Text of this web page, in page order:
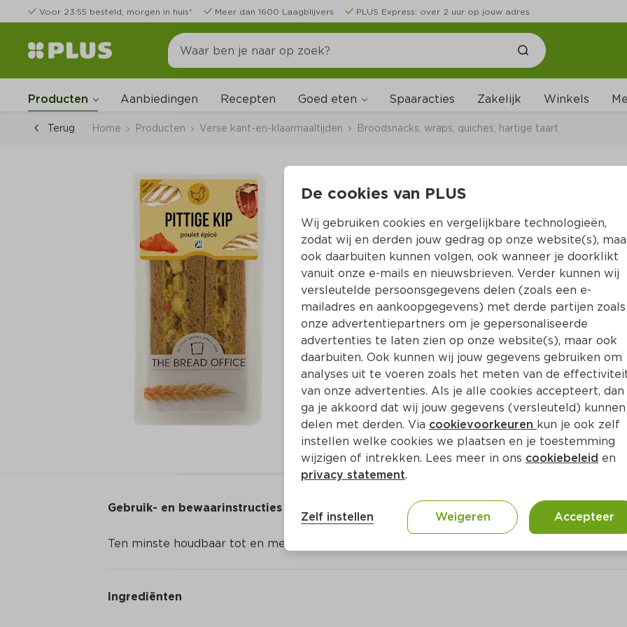
Voor 23:55 besteld, morgen in huis* Meer dan 1600 Laagblijvers PLUS Express: over 2 uur op jouw adres
Producten Aanbiedingen Recepten Goed eten Spaaracties Zakelijk Winkels
Terug Home Producten Verse kant-en-klaarmaaltijden Broodsnacks, wraps, quiches, hartige taart
The Bread Office
Per Tray 151 g  (per kilo €24.44)
3.69
Toevoegen
Gebruik- en bewaarinstructies
Ten minste houdbaar tot en met (mits gekoeld bewaard (<lt/>7°C)):
Ingrediënten
De cookies van PLUS
Wij gebruiken cookies en vergelijkbare technologieën,
zodat wij en derden jouw gedrag op onze website(s),
ook daarbuiten kunnen volgen, ook wanneer je doorklikt
vanuit onze e-mails en nieuwsbrieven. Verder kunnen wij
versleutelde persoonsgegevens delen (zoals een e-
mailadres en aankoopgegevens) met derde partijen zoals
onze advertentiepartners om je gepersonaliseerde
advertenties te laten zien op onze website(s), maar ook
daarbuiten. Ook kunnen wij jouw gegevens gebruiken om
analyses uit te voeren zoals het meten van de
van onze advertenties. Als je alle cookies accepteert, dan
ga je akkoord dat wij jouw gegevens (versleuteld) kunnen
delen met derden. Via cookievoorkeuren kun je ook zelf
instellen welke cookies we plaatsen en je toestemming
wijzigen of intrekken. Lees meer in ons cookiebeleid en
privacy statement.
Zelf instellen Weigeren Accepteer